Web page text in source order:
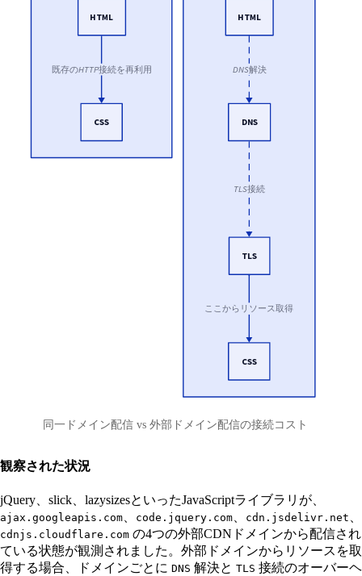
同一ドメイン配信 vs 外部ドメイン配信の接続コスト
観察された状況
jQuery、slick、lazysizesといったJavaScriptライブラリが、
ajax.googleapis.com code.jquery.com cdn.jsdelivr.net
cdnjs.cloudflare.com の4つの外部CDNドメインから配信され
ている状態が観測されました。外部ドメインからリソースを取
得する場合、ドメインごとに DNS 解決と TLS 接続のオーバーヘ